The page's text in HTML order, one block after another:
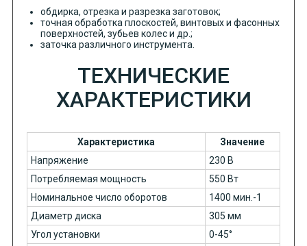
обдирка, отрезка и разрезка заготовок;
точная обработка плоскостей, винтовых и фасонных
поверхностей, зубьев колес и др.;
заточка различного инструмента.
ТЕХНИЧЕСКИЕ
ХАРАКТЕРИСТИКИ
Характеристика
Значение
Напряжение
230 В
Потребляемая мощность
550 Вт
Номинальное число оборотов
1400 мин.-1
Диаметр диска
305 мм
Угол установки
0-45°